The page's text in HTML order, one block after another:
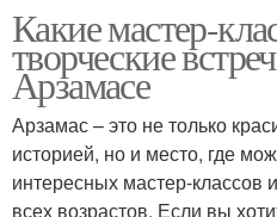
Какие мастер-
творческие
Арзамасе
Арзамас – это не только
историей, но и место, где
интересных мастер-классов
всех возрастов. Если вы